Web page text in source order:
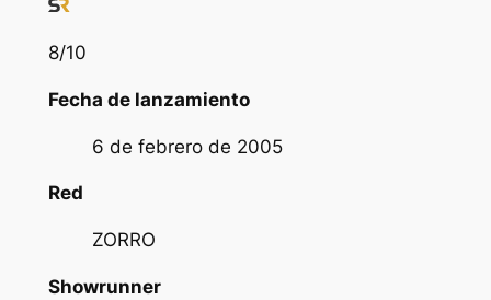
8/10
Fecha de lanzamiento
6 de febrero de 2005
Red
ZORRO
Showrunner